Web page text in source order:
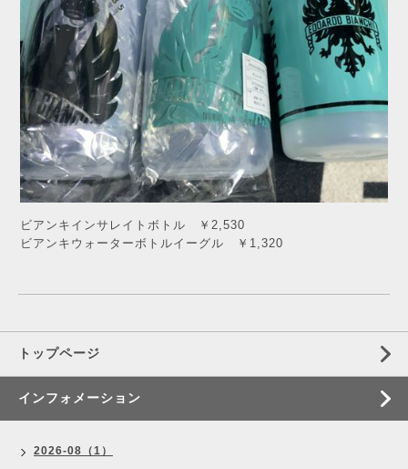
ビアンキインサレイトボトル ￥2,530
ビアンキウォーターボトルイーグル ￥1,320
トップページ
インフォメーション
2026-08（1）